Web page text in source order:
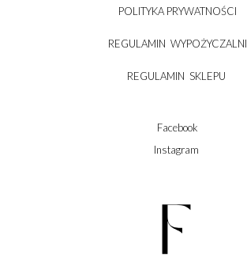
REGULAMIN SKLEPU
REGULAMIN WYPOŻYCZALNI
Facebook
Instagram
POLITYKA PRYWATNOŚCI